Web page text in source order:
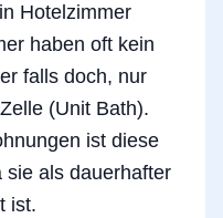
Hotelzimmer
haben oft kein
falls doch, nur
(Unit Bath).
ist diese
sie als dauerhafter
ist.